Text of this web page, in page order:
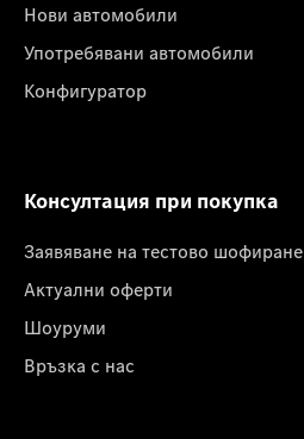
Нови автомобили
Употребявани автомобили
Конфигуратор
Консултация при покупка
Заявяване на тестово шофиране
Актуални оферти
Шоуруми
Връзка с нас